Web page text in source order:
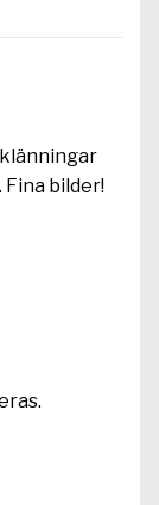
Fina bilder!